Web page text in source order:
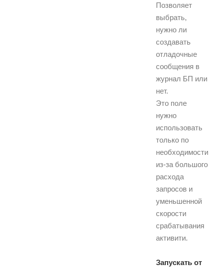
Позволяет
выбрать,
нужно ли
создавать
отладочные
сообщения в
журнал БП или
нет.
Это поле
нужно
использовать
только по
необходимости
из-за большого
расхода
запросов и
уменьшенной
скорости
срабатывания
активити.
Запускать от